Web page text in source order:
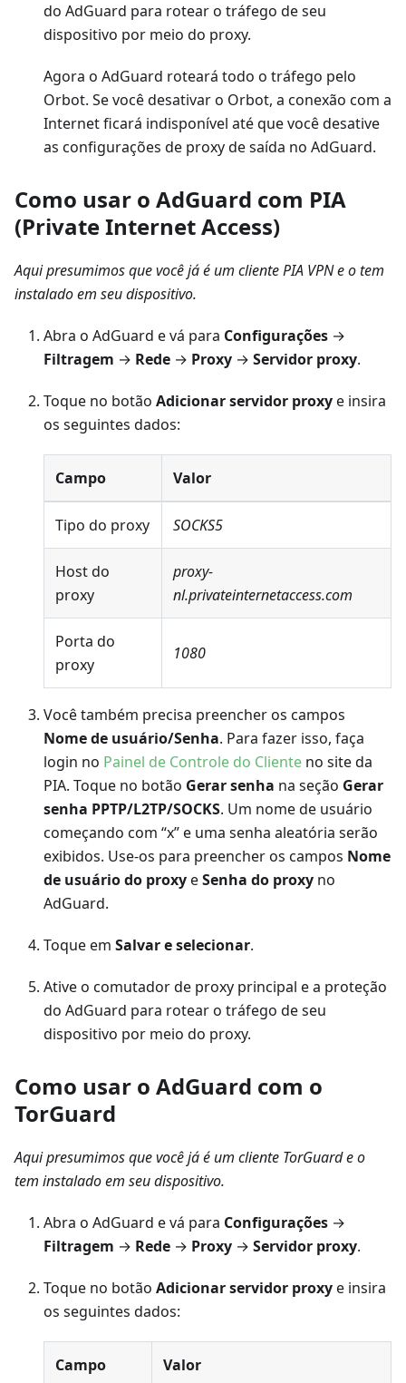
do AdGuard para rotear o tráfego de seu
dispositivo por meio do proxy.
Agora o AdGuard roteará todo o tráfego pelo
Orbot. Se você desativar o Orbot, a conexão com a
Internet ficará indisponível até que você desative
as configurações de proxy de saída no AdGuard.
Como usar o AdGuard com PIA
(Private Internet Access)
Aqui presumimos que você já é um cliente PIA VPN e o tem
instalado em seu dispositivo.
Abra o AdGuard e vá para Configurações →
Filtragem → Rede → Proxy → Servidor proxy.
Toque no botão Adicionar servidor proxye insira
os seguintes dados:
Campo Valor
Tipo do proxy SOCKS5
Host do
proxy
proxy-
nl.privateinternetaccess.com
Porta do
proxy
1080
Você também precisa preencher os campos
Nome de usuário/Senha. Para fazer isso, faça
login no Painel de Controle do Cliente no site da
PIA. Toque no botão Gerar senha na seção Gerar
senha PPTP/L2TP/SOCKS. Um nome de usuário
começando com “x” e uma senha aleatória serão
exibidos. Use-os para preencher os campos Nome
de usuário do proxyeSenha do proxy no
AdGuard.
Toque em Salvar e selecionar.
Ative o comutador de proxy principal e a proteção
do AdGuard para rotear o tráfego de seu
dispositivo por meio do proxy.
Como usar o AdGuard com o
TorGuard
Aqui presumimos que você já é um cliente TorGuard e o
tem instalado em seu dispositivo.
Abra o AdGuard e vá para Configurações →
Filtragem → Rede → Proxy → Servidor proxy.
Toque no botão Adicionar servidor proxye insira
os seguintes dados:
Campo Valor